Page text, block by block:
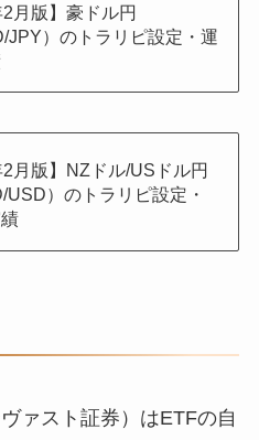
2月版】豪ドル円
JPY）のトラリピ設定・運
2月版】NZドル/USドル円
USD）のトラリピ設定・
ァスト証券）はETFの自